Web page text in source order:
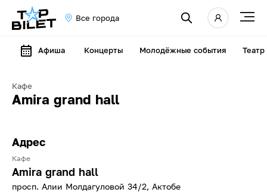
Все города
Афиша Концерты Молодёжные события Театр
Кафе
Amira grand hall
Адрес
Кафе
Amira grand hall
просп. Алии Молдагуловой 34/2, Актобе